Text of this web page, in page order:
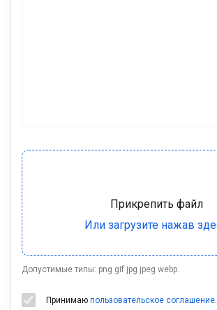
Допустимые типы: png gif jpg jpeg webp.
Принимаю пользовательское соглашение.